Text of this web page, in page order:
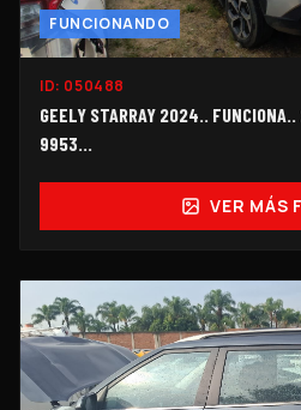
FUNCIONANDO
ID: 050488
GEELY STARRAY 2024..
9953...
VER MÁS